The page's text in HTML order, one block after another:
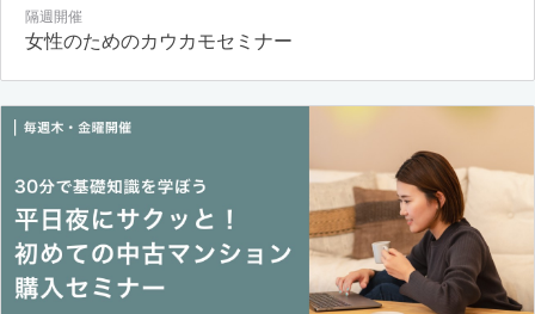
隔週開催
女性のためのカウカモセミナー